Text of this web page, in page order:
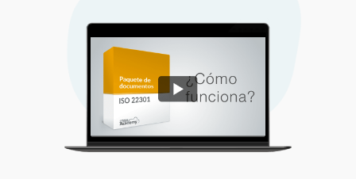
Organizaciones sanitarias
Productos sanitarios